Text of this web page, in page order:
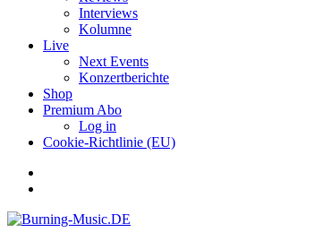
Interviews
Kolumne
Live
Next Events
Konzertberichte
Shop
Premium Abo
Log in
Cookie-Richtlinie (EU)